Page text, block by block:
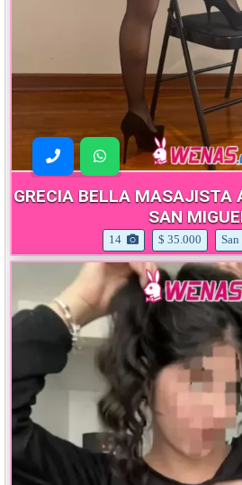
GRECIA BELLA MASAJISTA
SAN
14 $ 35.000